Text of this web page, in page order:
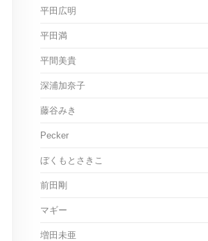
平田広明
平田満
平間美貴
深浦加奈子
藤谷みき
Pecker
ぼくもとさきこ
前田剛
マギー
増田未亜